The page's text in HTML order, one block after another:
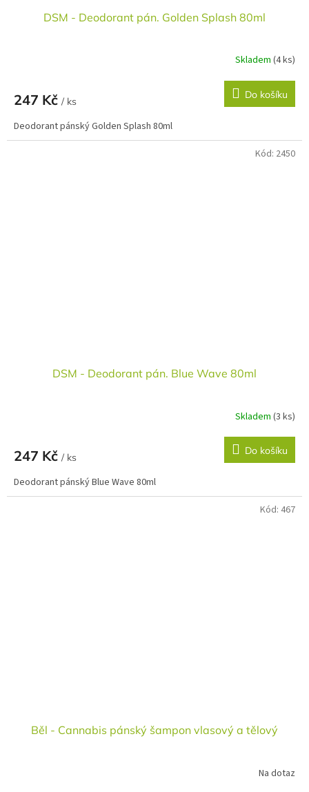
DSM - Deodorant pán. Golden Splash 80ml
Skladem (4 ks)
247 Kč / ks
Do košíku
Deodorant pánský Golden Splash 80ml
DSM - Deodorant pán. Blue Wave 80ml
Skladem (3 ks)
247 Kč / ks
Do košíku
Deodorant pánský Blue Wave 80ml
Kód: 2450
Běl - Cannabis pánský šampon vlasový a tělový
Na dotaz
Kód: 467